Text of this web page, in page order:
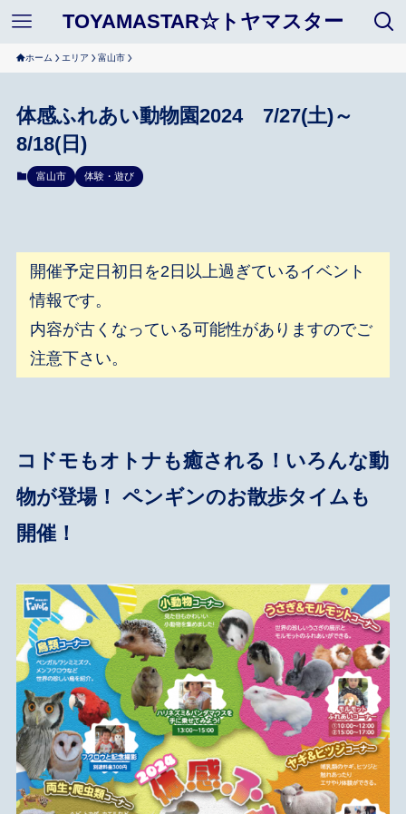
TOYAMASTAR☆トヤマスター
ホーム エリア 富山市
体感ふれあい動物園2024 7/27(土)～
8/18(日)
富山市 体験・遊び
開催予定日初日を2日以上過ぎているイベント
情報です。
内容が古くなっている可能性がありますのでご
注意下さい。
コドモもオトナも癒される！いろんな動
物が登場！ ペンギンのお散歩タイムも
開催！